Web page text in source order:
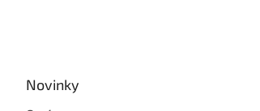
Novinky